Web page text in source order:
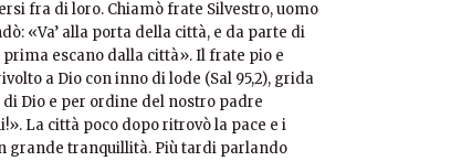
fra di loro. Chiamò frate Silvestro, uomo
«Va’ alla porta della città, e da parte di
escano dalla città». Il frate pio e
a Dio con inno di lode (Sal 95,2), grida
Dio e per ordine del nostro padre
La città poco dopo ritrovò la pace e i
grande tranquillità. Più tardi parlando